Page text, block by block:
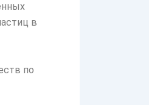
в
по